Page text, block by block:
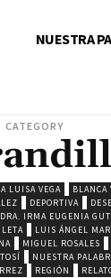
NUESTRA
CATEGORY
LUISA VEGA BLANCA
DEPORTIVA
DRA. IRMA EUGENIA
LUIS ÁNGEL
MIGUEL ROSALES
NUESTRA
REGIÓN